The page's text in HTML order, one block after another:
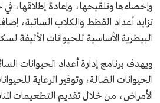
وإخصاءها وتلقيحها، وإعادة
تزايد أعداد القطط والكلاب السائبة،
البيطرية الأساسية للحيوانات الأليفة
ويهدف برنامج إدارة أعداد الحيوانات
الحيوانات الضالة، وتوفير الرعاية
الأمراض، من خلال تقديم التطعيمات